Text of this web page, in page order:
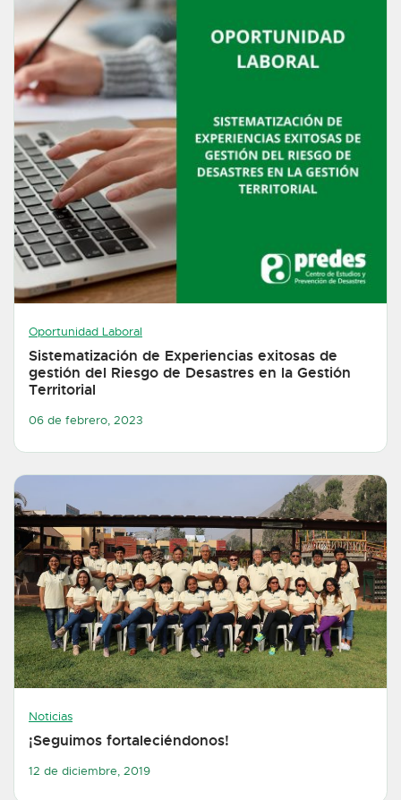
Oportunidad Laboral
Sistematización de Experiencias exitosas de
gestión del Riesgo de Desastres en la Gestión
Territorial
06 de febrero, 2023
Noticias
¡Seguimos fortaleciéndonos!
12 de diciembre, 2019